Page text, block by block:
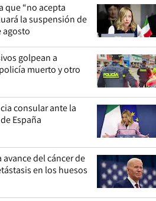
que “no acepta
la suspensión de
agosto
golpean a
muerto y otro
consular ante la
España
del cáncer de
en los huesos